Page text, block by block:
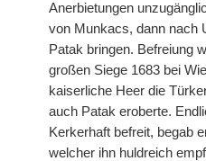
Anerbietungen
von Munkacs, dann nach
Patak bringen. Befreiung
großen Siege 1683 bei
kaiserliche Heer die
auch Patak eroberte.
Kerkerhaft befreit, begab
welcher ihn huldreich